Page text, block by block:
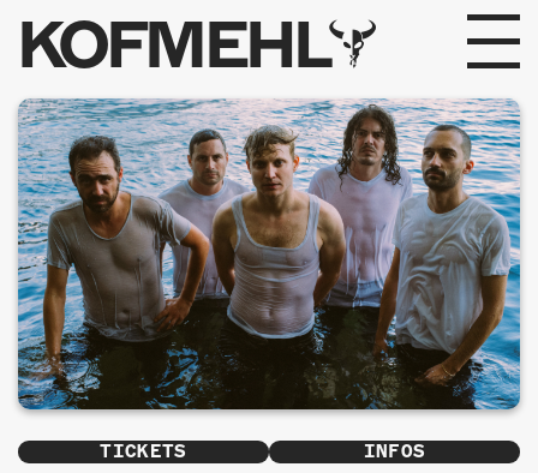
KOFMEHL
PROGRAMM
FABRIKGEFLÜSTER
GALERIE
FOTOGALERIE
PHOTOMAT
INFOS
TICKETS INFOS